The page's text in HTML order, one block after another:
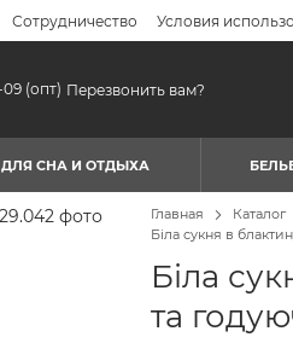
Сотрудничество Условия
09 (опт) Перезвонить вам?
ДЛЯ СНА И ОТДЫХА
Главная Каталог
Біла сукня в
Біла
та